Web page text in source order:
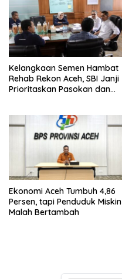
Kelangkaan Semen Hambat
Rehab Rekon Aceh, SBI Janji
Prioritaskan Pasokan dan
Ekonomi Aceh Tumbuh 4,86
Persen, tapi Penduduk Miskin
Malah Bertambah